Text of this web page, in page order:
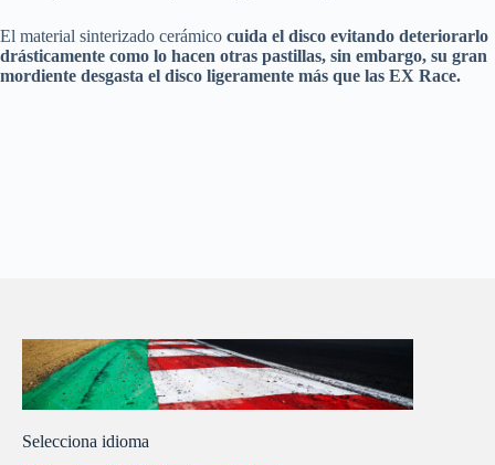
El material sinterizado cerámico cuida el disco evitando deteriorarlo
drásticamente como lo hacen otras pastillas, sin embargo, su gran
mordiente desgasta el disco ligeramente más que las EX Race.
Selecciona idioma